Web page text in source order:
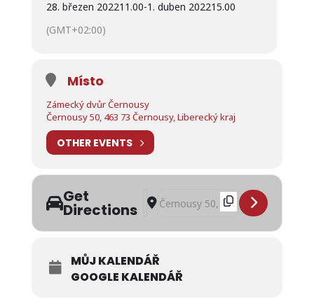
28. březen 202211.00-1. duben 202215.00
(GMT+02:00)
Místo
Zámecký dvůr Černousy
Černousy 50, 463 73 Černousy, Liberecký kraj
OTHER EVENTS
Get
Directions
Address - Polední menu týden 28.
Destination Address - Polední
MŮJ KALENDÁŘ
GOOGLE KALENDÁŘ